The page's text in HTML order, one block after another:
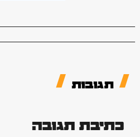
תגובות
כתיבת תגובה